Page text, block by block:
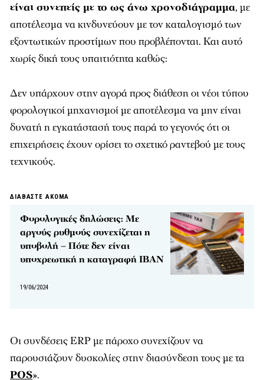
είναι συνεπείς με το ως άνω χρονοδιάγραμμα, με
αποτέλεσμα να κινδυνεύουν με τον καταλογισμό των
εξοντωτικών προστίμων που προβλέπονται. Και αυτό
χωρίς δική τους υπαιτιότητα καθώς:
Δεν υπάρχουν στην αγορά προς διάθεση οι νέοι τύπου
φορολογικοί μηχανισμοί με αποτέλεσμα να μην είναι
δυνατή η εγκατάστασή τους παρά το γεγονός ότι οι
επιχειρήσεις έχουν ορίσει το σχετικό ραντεβού με τους
τεχνικούς.
ΔΙΑΒΑΣΤΕ ΑΚΟΜΑ
Φορολογικές δηλώσεις: Με
αργούς ρυθμούς συνεχίζεται η
υποβολή – Πότε δεν είναι
υποχρεωτική η καταγραφή ΙΒΑΝ
19/06/2024
Οι συνδέσεις ERP με πάροχο συνεχίζουν να
παρουσιάζουν δυσκολίες στην διασύνδεση τους με τα
POS».